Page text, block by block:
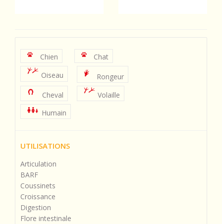
Chien
Chat
Oiseau
Rongeur
Cheval
Volaille
Humain
UTILISATIONS
Articulation
BARF
Coussinets
Croissance
Digestion
Flore intestinale